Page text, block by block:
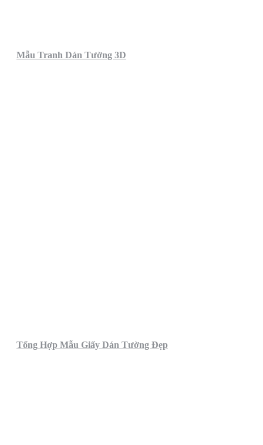
Mẫu Tranh Dán Tường 3D
Tổng Hợp Mẫu Giấy Dán Tường Đẹp